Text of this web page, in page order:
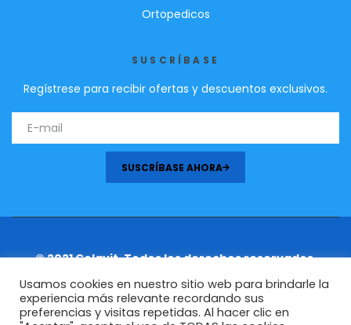
Ortopedicos
SUSCRÍBASE
Regístrese para recibir ofertas y descuentos exclusivos.
SUSCRÍBASE AHORA
© 2021 Celavit. Todos los derechos reservados.
Usamos cookies en nuestro sitio web para brindarle la
experiencia más relevante recordando sus
preferencias y visitas repetidas. Al hacer clic en